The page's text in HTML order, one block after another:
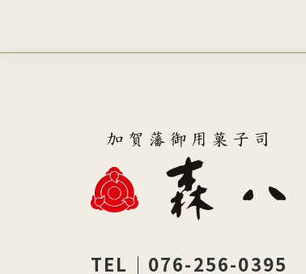
TEL｜076-256-0395